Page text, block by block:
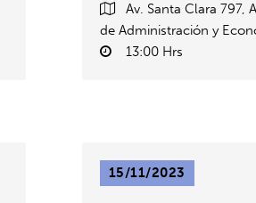
Av. Santa Clara 797,
de Administración y
13:00 Hrs
15/11/2023